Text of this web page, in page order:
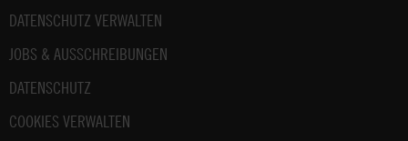
DATENSCHUTZ VERWALTEN
JOBS & AUSSCHREIBUNGEN
DATENSCHUTZ
COOKIES VERWALTEN